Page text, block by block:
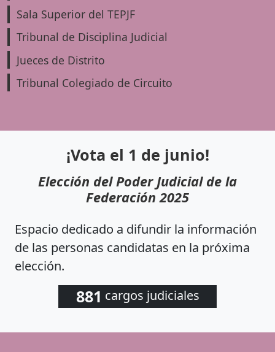
Sala Superior del TEPJF
Tribunal de Disciplina Judicial
Jueces de Distrito
Tribunal Colegiado de Circuito
¡Vota el 1 de junio!
Elección del Poder Judicial de la
Federación 2025
Espacio dedicado a difundir la información
de las personas candidatas en la próxima
elección.
881 cargos judiciales